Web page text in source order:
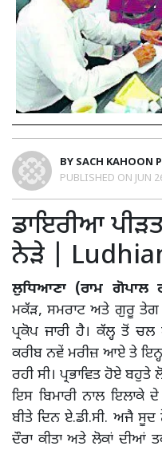
BY SACH KAHOON
PUBLISHED ON JUN
ਡਾਇਰੀਆ
ਨੇੜੇ |
ਲੁਧਿਆਣਾ (ਰਾਮ ਗੋਪਾਲ
ਮਕੱੜ, ਸਮਰਾਟ ਅਤੇ ਗੁਰੂ ਤੇਗ
ਪ੍ਰਕੋਪ ਜਾਰੀ ਹੈ। ਕੱਲ੍ਹ ਤੋਂ
ਕਰੀਬ ਨਵੇਂ ਮਰੀਜ਼ ਆਏ ਤੇ
ਰਹੀ ਸੀ। ਪ੍ਰਭਾਵਿਤ ਹੋਏ
ਇਸ ਬਿਮਾਰੀ ਨਾਲ ਇਲਾਕੇ ਦੇ
ਬੀਤੇ ਦਿਨ ਏ.ਡੀ.ਸੀ. ਅਜੈ ਸੂਦ
ਦੌਰਾ ਕੀਤਾ ਅਤੇ ਲੋਕਾਂ ਦੀਆਂ